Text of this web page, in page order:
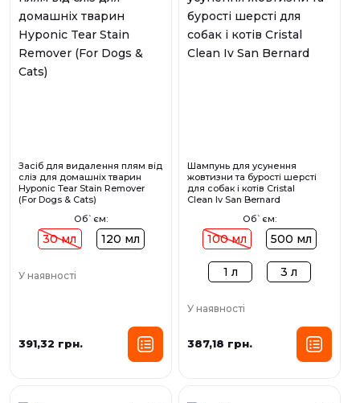
Засіб для видалення плям від
сліз для домашніх тварин
Hyponic Tear Stain Remover
(For Dogs & Cats)
Об`єм:
30 мл 120 мл
У наявності
391,32 грн.
Шампунь для усунення
жовтизни та бурості шерсті
для собак і котів Cristal
Clean Iv San Bernard
Об`єм:
100 мл 500 мл
1 л 3 л
У наявності
387,18 грн.